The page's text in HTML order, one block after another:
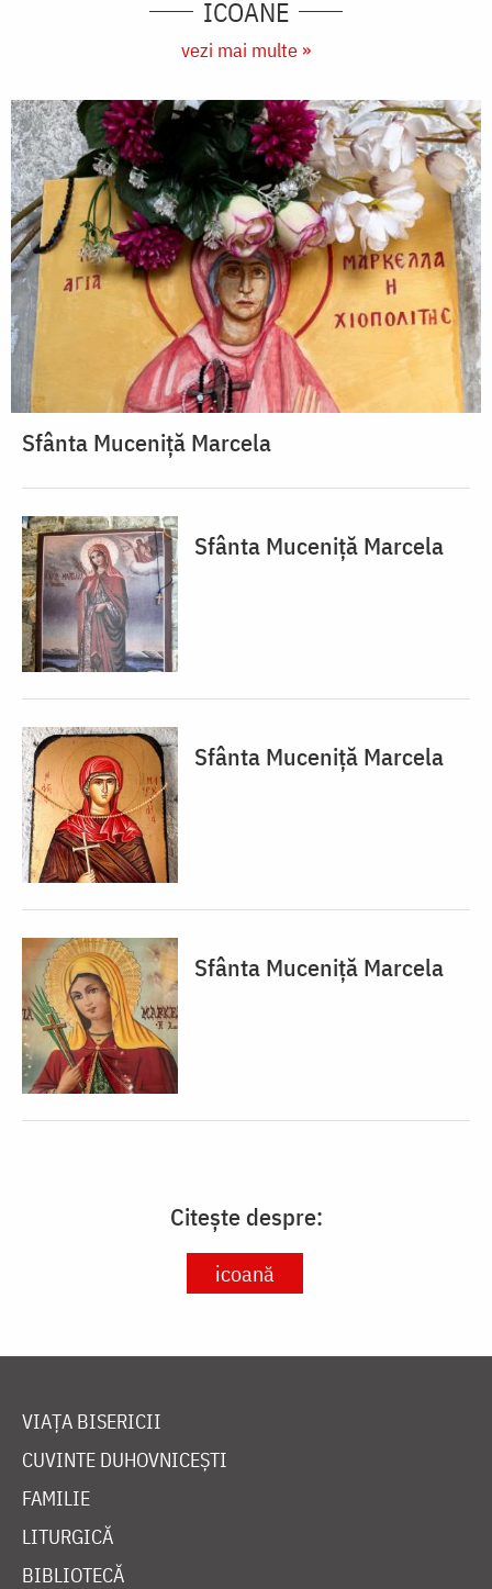
ICOANE
vezi mai multe »
Sfânta Muceniță Marcela
Sfânta Muceniță Marcela
Sfânta Muceniță Marcela
Sfânta Muceniță Marcela
Citește despre:
icoană
VIAȚA BISERICII
CUVINTE DUHOVNICEȘTI
FAMILIE
LITURGICĂ
BIBLIOTECĂ